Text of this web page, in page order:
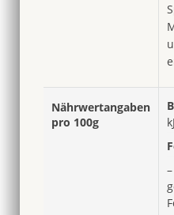
Nährwertangaben
pro 100g